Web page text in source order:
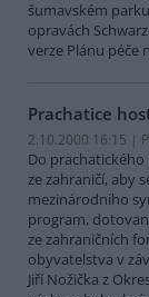
šumavském
opravách
verze Plánu péče
Prachatice
2.10.2000 16:15 |
Do prachatického
ze zahraničí, aby
mezinárodního
program,
ze zahraničních
obyvatelstva v
Jiří Nožička z